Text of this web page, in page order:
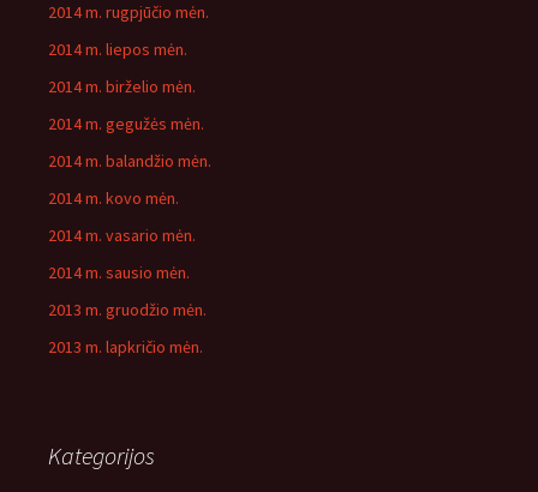
2014 m. rugpjūčio mėn.
2014 m. liepos mėn.
2014 m. birželio mėn.
2014 m. gegužės mėn.
2014 m. balandžio mėn.
2014 m. kovo mėn.
2014 m. vasario mėn.
2014 m. sausio mėn.
2013 m. gruodžio mėn.
2013 m. lapkričio mėn.
Kategorijos